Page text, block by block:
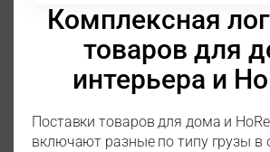
Комплексная
товаров для
интерьера и
Поставки товаров для дома и
включают разные по типу грузы в